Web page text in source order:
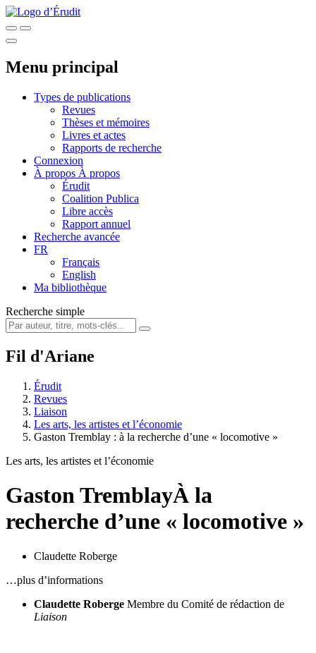
Menu principal
Types de publications
Revues
Thèses et mémoires
Livres et actes
Rapports de recherche
Connexion
À propos À propos
Érudit
Coalition Publica
Libre accès
Rapport annuel
Recherche avancée
FR
Français
English
Ma bibliothèque
Recherche simple
Fil d'Ariane
Érudit
Revues
Liaison
Les arts, les artistes et l’économie
Gaston Tremblay : à la recherche d’une « locomotive »
Les arts, les artistes et l’économie
Gaston TremblayÀ la
recherche d’une « locomotive »
Claudette Roberge
…plus d’informations
Claudette Roberge Membre du Comité de rédaction de
Liaison